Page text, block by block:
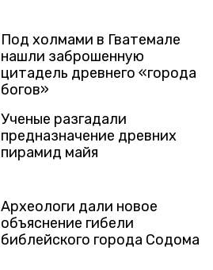
Под холмами в Гватемале
нашли заброшенную
цитадель древнего «города
богов»
Ученые разгадали
предназначение древних
пирамид майя
Археологи дали новое
объяснение гибели
библейского города Содома